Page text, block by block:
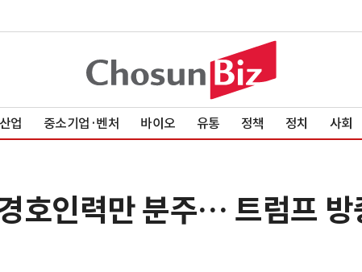
산업 중소기업·벤처 바이오 유통 정책 정치 사회
호인력만 분주… 트럼프 방